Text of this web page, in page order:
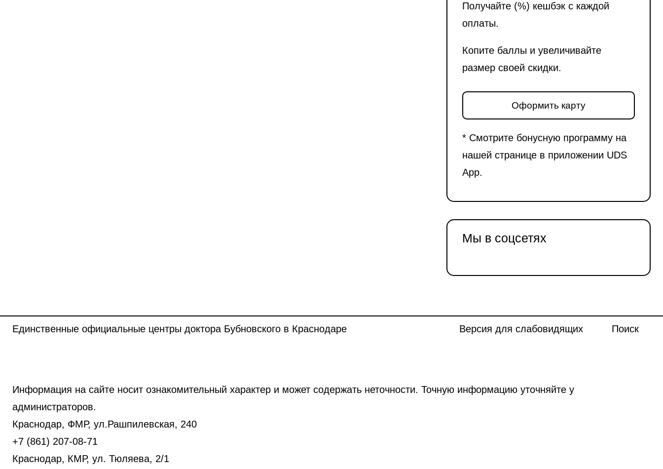
Получайте (%) кешбэк с каждой
оплаты.
Копите баллы и увеличивайте
размер своей скидки.
Оформить карту
* Смотрите бонусную программу на
нашей странице в приложении UDS
App.
Мы в соцсетях
Единственные официальные центры доктора Бубновского в Краснодаре Версия для слабовидящих Поиск
Информация на сайте носит ознакомительный характер и может содержать неточности. Точную информацию уточняйте у
администраторов.
Краснодар, ФМР, ул.Рашпилевская, 240
+7 (861) 207-08-71
Краснодар, КМР, ул. Тюляева, 2/1